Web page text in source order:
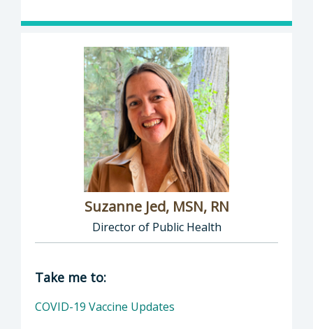
Suzanne Jed, MSN, RN
Director of Public Health
Director of Department of Public Health:
Take me to:
COVID-19 Vaccine Updates